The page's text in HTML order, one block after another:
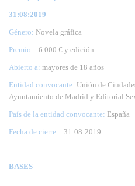
31:08:2019
Género: Novela gráfica
Premio:
6.000 € y edición
Abierto a: mayores de 18 años
Entidad convocante: Unión de
Ayuntamiento de Madrid y Editorial
País de la entidad convocante: España
Fecha de cierre: 31 :08:2019
BASES